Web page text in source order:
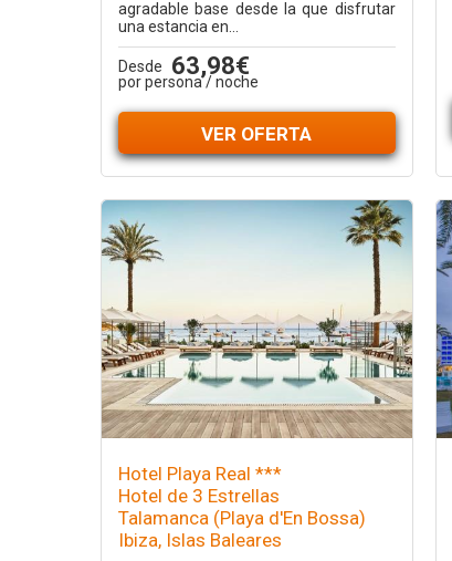
agradable base desde la que disfrutar
una estancia en...
Desde 63,98€
por persona / noche
VER OFERTA
Hotel Playa Real ***
Hotel de 3 Estrellas
Talamanca (Playa d'En Bossa)
Ibiza, Islas Baleares